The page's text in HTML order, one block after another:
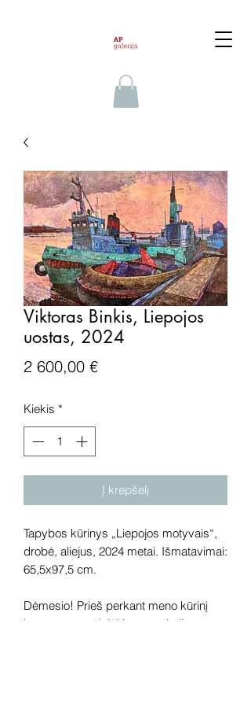
Viktoras Binkis, Liepojos
uostas, 2024
2 600,00 €Price
Kiekis *
Į krepšelį
Tapybos kūrinys „Liepojos motyvais“,
drobė, aliejus, 2024 metai. Išmatavimai:
65,5x97,5 cm.
Dėmesio! Prieš perkant meno kūrinį
internetu – susisiekite su galerija.